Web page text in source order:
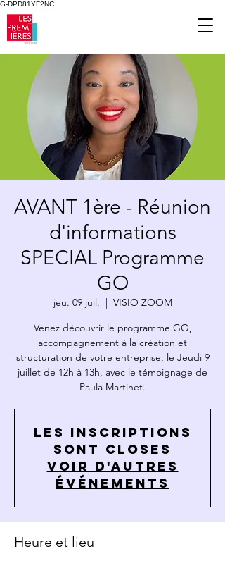
G-DPD81YF2NC
AVANT 1ère - Réunion
d'informations
SPECIAL Programme
GO
jeu. 09 juil.
  |
VISIO ZOOM
Venez découvrir le programme GO,
accompagnement à la création et
structuration de votre entreprise, le Jeudi 9
juillet de 12h à 13h, avec le témoignage de
Paula Martinet.
Les inscriptions
sont closes
Voir d'autres
événements
Heure et lieu